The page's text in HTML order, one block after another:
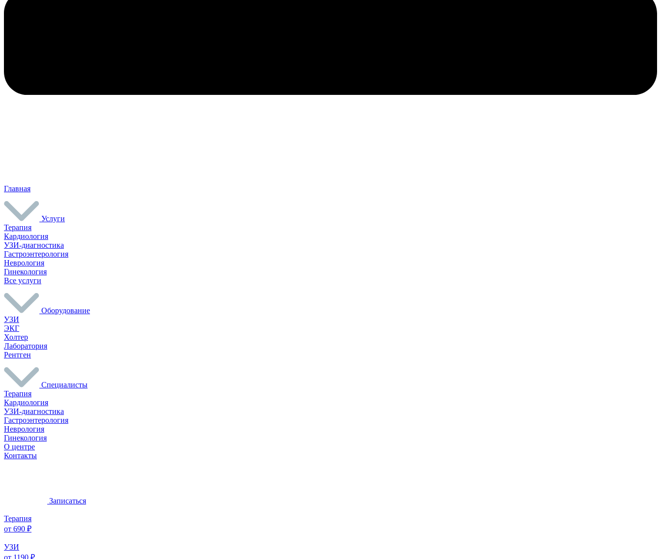
Главная
Услуги
Терапия
Кардиология
УЗИ-диагностика
Гастроэнтерология
Неврология
Гинекология
Все услуги
Оборудование
УЗИ
ЭКГ
Холтер
Лаборатория
Рентген
Специалисты
Терапия
Кардиология
УЗИ-диагностика
Гастроэнтерология
Неврология
Гинекология
О центре
Контакты
Записаться
Терапия
от 690 ₽
УЗИ
от 1190 ₽